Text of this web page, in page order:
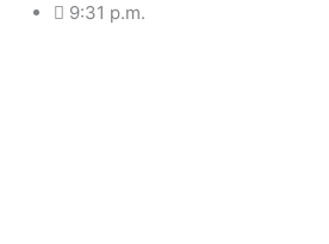
9:31 p.m.